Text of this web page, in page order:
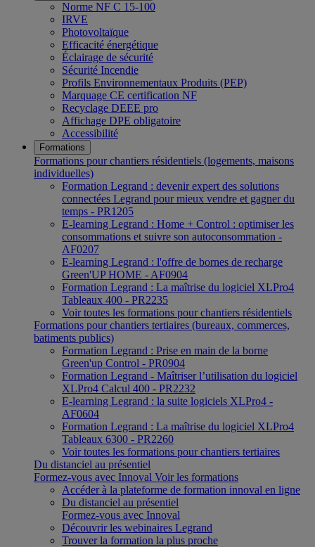
Norme NF C 15-100
IRVE
Photovoltaïque
Efficacité énergétique
Éclairage de sécurité
Sécurité Incendie
Profils Environnementaux Produits (PEP)
Marquage CE certification NF
Recyclage DEEE pro
Affichage DPE obligatoire
Accessibilité
Formations
Formations pour chantiers résidentiels (logements, maisons
individuelles)
Formation Legrand : devenir expert des solutions
connectées Legrand pour mieux vendre et gagner du
temps - PR1205
E-learning Legrand : Home + Control : optimiser les
consommations et suivre son autoconsommation -
AF0207
E-learning Legrand : l'offre de bornes de recharge
Green'UP HOME - AF0904
Formation Legrand : La maîtrise du logiciel XLPro4
Tableaux 400 - PR2235
Voir toutes les formations pour chantiers résidentiels
Formations pour chantiers tertiaires (bureaux, commerces,
batiments publics)
Formation Legrand : Prise en main de la borne
Green'up Control - PR0904
Formation Legrand - Maîtriser l’utilisation du logiciel
XLPro4 Calcul 400 - PR2232
E-learning Legrand : la suite logiciels XLPro4 -
AF0604
Formation Legrand : La maîtrise du logiciel XLPro4
Tableaux 6300 - PR2260
Voir toutes les formations pour chantiers tertiaires
Du distanciel au présentiel
Formez-vous avec Innoval Voir les formations
Accéder à la plateforme de formation innoval en ligne
Du distanciel au présentiel
Formez-vous avec Innoval
Découvrir les webinaires Legrand
Trouver la formation la plus proche